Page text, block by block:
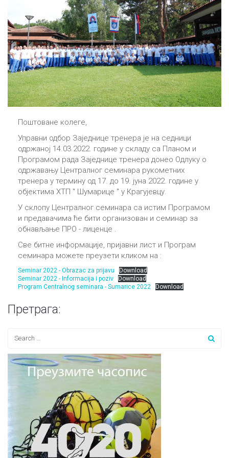
Поштоване колеге,
Управни одбор Заједнице тренера је на седници
одржаној 14.03.2022. године у складу са Планом и
Програмом рада Заједнице тренера донео Одлуку о
одржавању Централног семинара рукометних
тренера у термину од 17. до 19. јуна 2022. године у
објектима ХТП " Шумарице " у Крагујевцу.
У склопу Централног семинара са истим Програмом
и предавачима ће бити организован и семинар за
обнављање ПРО - лиценце .
Све битне информације, пријавни лист и Програм
семинара можете преузети кликом на :
Seminar 2022 - Obrazac za prijavu
Download
Seminar 2022 - Informacija i poziv
Download
Program Centralnog seminara - Sumarice 2022
Download
Претрага: